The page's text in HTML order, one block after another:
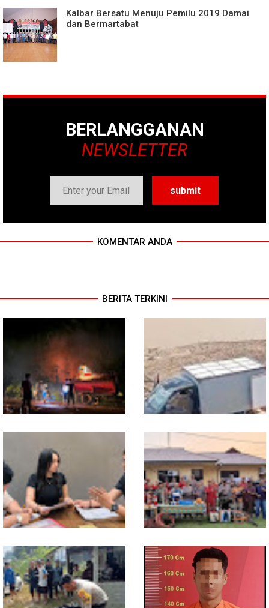
Kalbar Bersatu Menuju Pemilu 2019 Damai
dan Bermartabat
BERLANGGANAN
NEWSLETTER
KOMENTAR ANDA
BERITA TERKINI
13 Jam Berjuang, Polsek
Toba dan Warga Berhasil
Jinakkan Karhutla 7 Hektare
di Desa Bagan Asam
Mobil Box Terjun ke Jurang
Depan KC, Diduga Rem
Blong
Diduga Jadi Korban
Penyebaran Foto Pribadi
dan Dicemarkan di TikTok,
AF Lapor ke Polda Sumut
Polsek Entikong Gelar Apel
Siaga Karhutla 2026, Sinergi
Lintas Sektor Cegah
Kebakaran Hutan dan Lahan